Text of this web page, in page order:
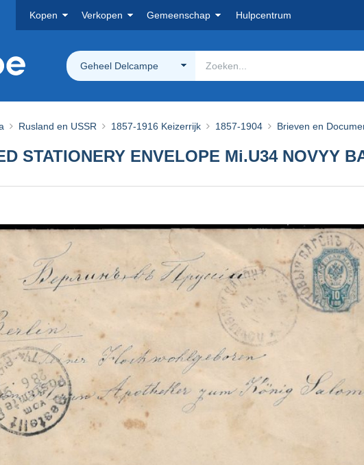
Kopen Verkopen Gemeenschap Hulpcentrum
Geheel Delcampe
Rusland en USSR 1857-1916 Keizerrijk 1857-1904 Brieven en
STATIONERY ENVELOPE Mi.U34 NOVYY